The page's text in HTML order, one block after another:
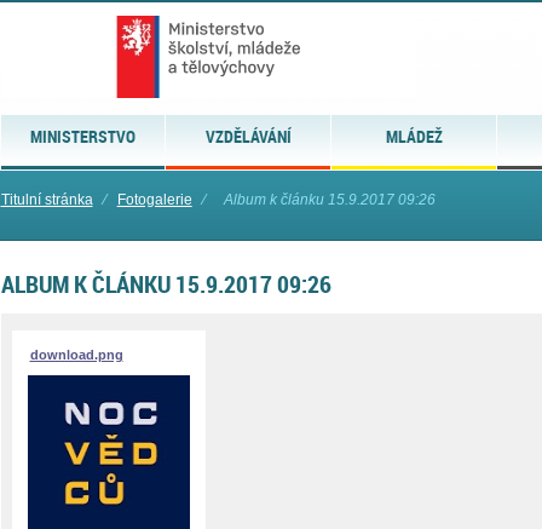
MINISTERSTVO VZDĚLÁVÁNÍ MLÁDEŽ
Titulní stránka ⁄ Fotogalerie ⁄ Album k článku 15.9.2017 09:26
ALBUM K ČLÁNKU 15.9.2017 09:26
download.png